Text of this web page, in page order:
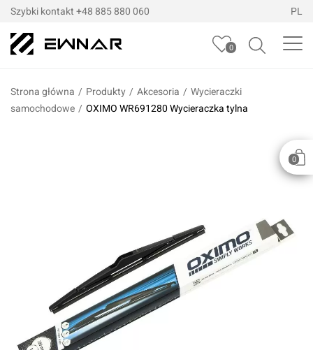
Szybki kontakt +48 885 880 060 PL
0
0
Strona główna / Produkty / Akcesoria / Wycieraczki
samochodowe / OXIMO WR691280 Wycieraczka tylna